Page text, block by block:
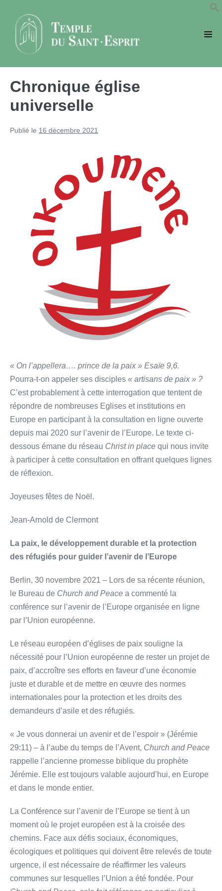
contenu
Chronique église
universelle
Publié le 16 décembre 2021
« On l’appellera…. prince de la paix » Esaïe 9,6.
Pourra-t-on appeler ses disciples « artisans de paix » ?
C’est probablement à cette interrogation que tentent de
répondre de nombreuses Eglises et institutions en
Europe en participant à la consultation en ligne ouverte
depuis mai 2020 sur l’avenir de l’Europe. Le texte ci-
dessous émane du réseau Christ in place qui nous invite
à participer à cette consultation en offrant quelques lignes
de réflexion.
Joyeuses fêtes de Noël.
Jean-Arnold de Clermont
La paix, le développement durable et la protection
des réfugiés pour guider l’avenir de l’Europe
Berlin, 30 novembre 2021 – Lors de sa récente réunion,
le Bureau de Church and Peace a commenté la
conférence sur l’avenir de l’Europe organisée en ligne
par l’Union européenne.
Le réseau européen d’églises de paix souligne la
nécessité pour l’Union européenne de rester un projet de
paix, d’accroître ses efforts en faveur d’une économie
juste et durable et de mettre en œuvre des normes
internationales pour la protection et les droits des
demandeurs d’asile et des réfugiés.
« Je vous donnerai un avenir et de l’espoir » (Jérémie
29:11) – à l’aube du temps de l’Avent, Church and Peace
rappelle l’ancienne promesse biblique du prophète
Jérémie. Elle est toujours valable aujourd’hui, en Europe
et dans le monde entier.
La Conférence sur l’avenir de l’Europe se tient à un
moment où le projet européen est à la croisée des
chemins. Face aux défis sociaux, économiques,
écologiques et politiques qui doivent être relevés de toute
urgence, il est nécessaire de réaffirmer les valeurs
communes sur lesquelles l’Union a été fondée. Pour